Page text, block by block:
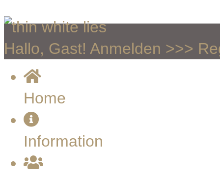
Hallo, Gast! Anmelden >>>
Home
Information